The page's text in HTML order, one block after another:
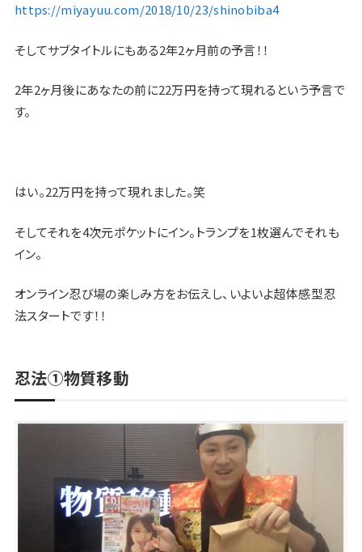
https://miyayuu.com/2018/10/23/shinobiba4
そしてサブタイトルにもある2年2ヶ月前の予言！！
2年2ヶ月後にあなたの前に22万円を持って現れるという予言で
す。
はい。22万円を持って現れました。笑
そしてそれを4次元ポケットにイン。トランプを1枚選んでそれも
イン。
オンライン忍び場の楽しみ方をお伝えし、いよいよ超体感型忍
法スタートです！！
忍法①物質移動